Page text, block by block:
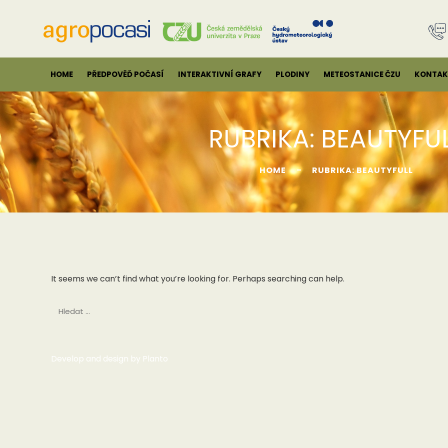
HOME PŘEDPOVĚĎ POČASÍ INTERAKTIVNÍ GRAFY PLODINY METEOSTANICE ČZU
RUBRIKA:
HOME RUBRIKA: BEAUTYFULL
It seems we can’t find what you’re looking for. Perhaps searching can help.
Develop and design by Planto